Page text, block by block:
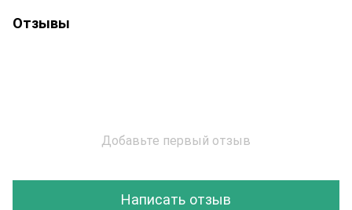
Отзывы
Добавьте первый отзыв
Написать отзыв